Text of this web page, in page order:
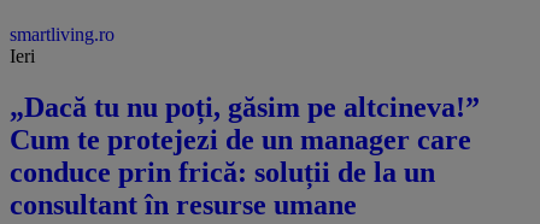
smartliving.ro
Ieri
„Dacă tu nu poți, găsim pe altcineva!”
Cum te protejezi de un manager care
conduce prin frică: soluții de la un
consultant în resurse umane